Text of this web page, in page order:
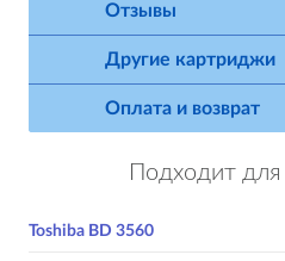
Отзывы
Другие картриджи
Оплата и возврат
Подходит
Toshiba BD 3560